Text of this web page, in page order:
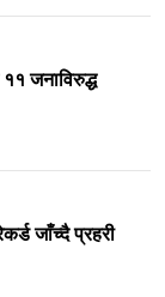
जनाविरुद्ध
जाँच्दै प्रहरी